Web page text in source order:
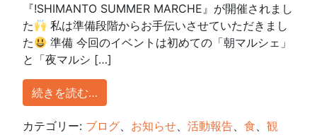
『!SHIMANTO SUMMER MARCHE』が開催されまし
た
私は準備段階からお手伝いさせていただきまし
た
準備 今回のイベントは初めての「朝マルシェ」
と「夜マルシ […]
続きを読む…
カテゴリー: ブログ、 お知らせ、 活動報告、 食、 観